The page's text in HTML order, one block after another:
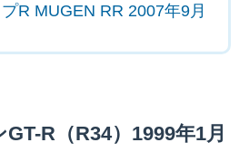
R MUGEN RR 2007年9月
R（R34）1999年1月